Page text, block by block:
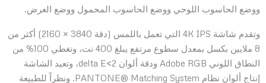
ووضع الحاسوب اللوحي ووضع الحاسوب المحمول ووضع العرض.
وتقدم شاشة 4K IPS التي تعمل باللمس (دقة 3840 × 2160) أكثر من
8 ملايين بكسل بمعدل سطوع مرتفع يبلغ 400 نت، وتغطي 100% من
النطاق اللوني Adobe RGB ودقة ألوان delta E<2، وتعيد الشاشة
إنتاج ألوان نظام PANTONE® Matching System. ونظراً للطبيعة